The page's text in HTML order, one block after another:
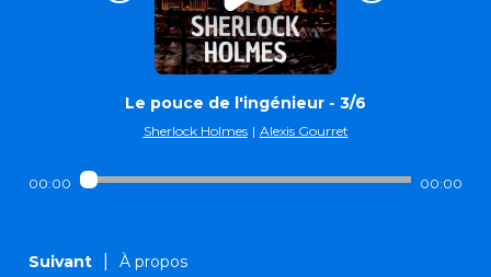
Le pouce de l'ingénieur - 3/6
Sherlock Holmes | Alexis Gourret
00:00 00:00
Suivant À propos